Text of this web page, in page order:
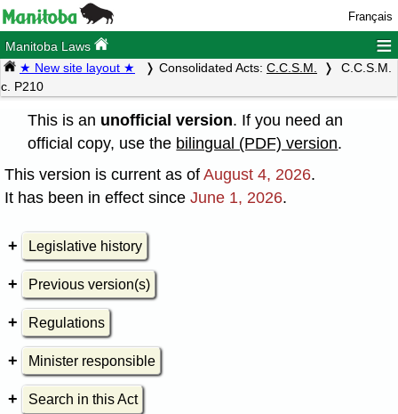
Français
Manitoba Laws ≡
★ New site layout ★ Consolidated Acts: C.C.S.M.
C.C.S.M.
c. P210
This is an unofficial version. If you need an
official copy, use the bilingual (PDF) version.
This version is current as of August 4, 2026.
It has been in effect since June 1, 2026.
Legislative history
Previous version(s)
Regulations
Minister responsible
Search in this Act